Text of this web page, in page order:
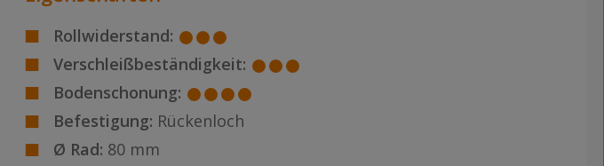
Rollwiderstand:
Verschleißbeständigkeit:
Bodenschonung:
Befestigung: Rückenloch
Ø Rad: 80 mm